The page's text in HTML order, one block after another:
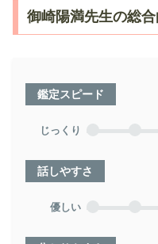
御崎陽満先生の総
鑑定スピード
じっくり
話しやすさ
優しい